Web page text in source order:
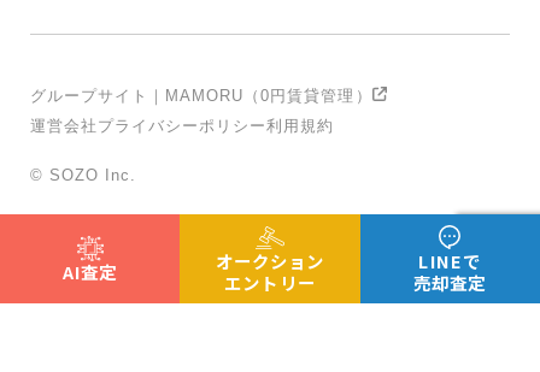
AI査定
オークション
エントリー
LINEで
売却査定
運営会社 プライバシーポリシー利用規約
グループサイト｜MAMORU（0円賃貸管理）
© SOZO Inc.